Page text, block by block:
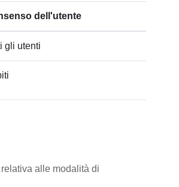
dell'utente
gli utenti
alle modalità di